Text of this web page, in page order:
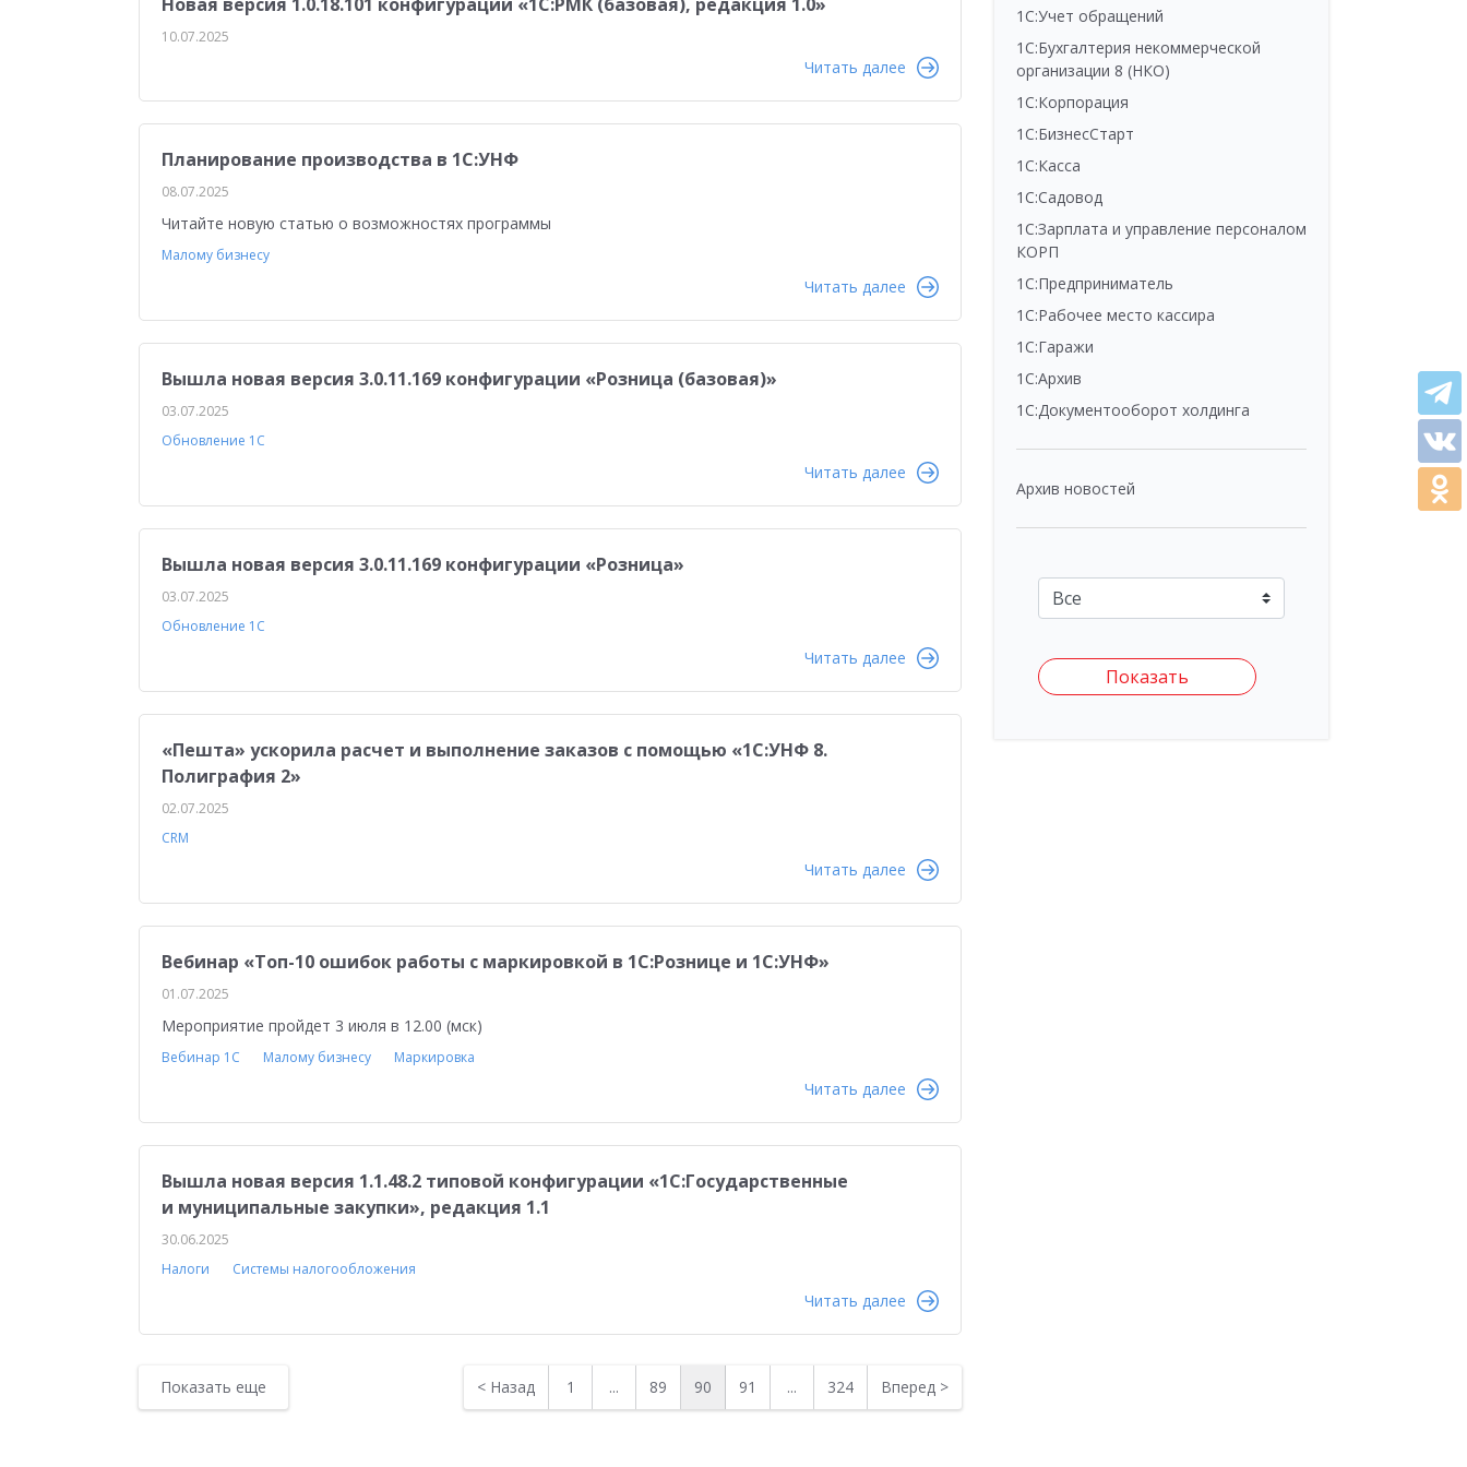
Медицина Бюджетные учреждения Управленческая отчетность Реальная автоматизация
10.07.2025
Читать далее
Планирование производства в 1С:УНФ
08.07.2025
Читайте новую статью о возможностях программы
Малому бизнесу
Читать далее
Вышла новая версия 3.0.11.169 конфигурации «Розница (базовая)»
03.07.2025
Обновление 1С
Читать далее
Вышла новая версия 3.0.11.169 конфигурации «Розница»
03.07.2025
Обновление 1С
Читать далее
«Пешта» ускорила расчет и выполнение заказов с помощью «1С:УНФ 8.
Полиграфия 2»
02.07.2025
CRM
Читать далее
Вебинар «Топ-10 ошибок работы с маркировкой в 1С:Рознице и 1С:УНФ»
01.07.2025
Мероприятие пройдет 3 июля в 12.00 (мск)
Вебинар 1С Малому бизнесу Маркировка
Читать далее
Вышла новая версия 1.1.48.2 типовой конфигурации «1С:Государственные
и муниципальные закупки», редакция 1.1
30.06.2025
Налоги
Системы налогообложения
Читать далее
Показать еще < Назад 1 ... 89 90 91 ... 324 Вперед >
1С:Учет обращений
1С:Бухгалтерия некоммерческой
организации 8 (НКО)
1С:Корпорация
1С:БизнесСтарт
1С:Касса
1С:Садовод
1С:Зарплата и управление персоналом
КОРП
1С:Предприниматель
1С:Рабочее место кассира
1С:Гаражи
1С:Архив
1С:Документооборот холдинга
Архив новостей
Показать